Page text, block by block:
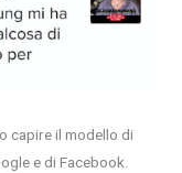
capire il modello di
e di Facebook.